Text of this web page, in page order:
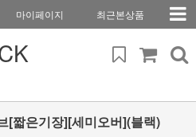
마이페이지 최근본상품
[짧은기장][세미오버](블랙)